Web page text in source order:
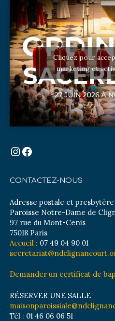
Cliquez pour
marketing et
Instagram
Facebook
CONTACTEZ-NOUS
Adresse postale et presbytère
Paroisse Notre-Dame de
97 rue du Mont-Cenis
75018 Paris
Accueil : 07 49 04 90 01
Demander un certificat de
RÉSERVER UNE SALLE
Tél : 01 46 06 06 51